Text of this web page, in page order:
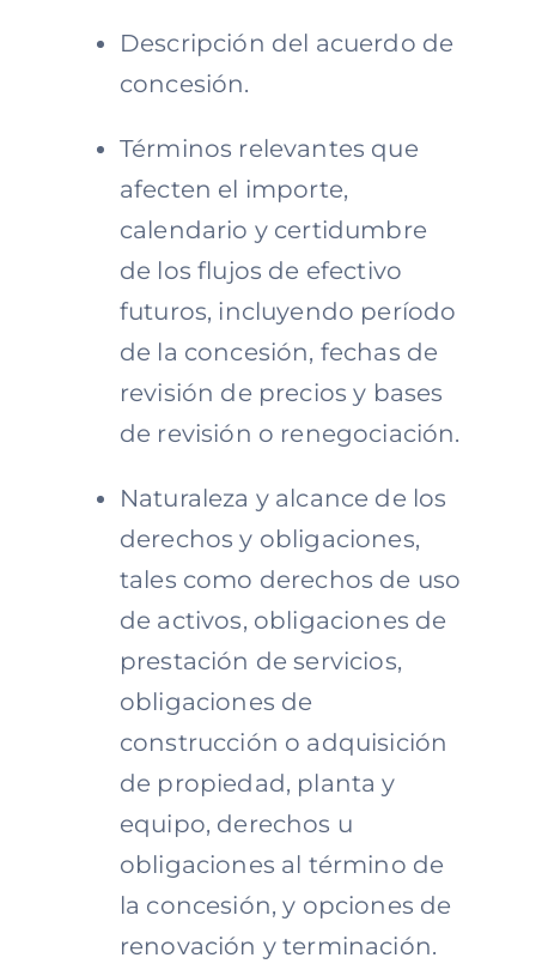
Descripción del acuerdo de
concesión.
Términos relevantes que
afecten el importe,
calendario y certidumbre
de los flujos de efectivo
futuros, incluyendo período
de la concesión, fechas de
revisión de precios y bases
de revisión o renegociación.
Naturaleza y alcance de los
derechos y obligaciones,
tales como derechos de uso
de activos, obligaciones de
prestación de servicios,
obligaciones de
construcción o adquisición
de propiedad, planta y
equipo, derechos u
obligaciones al término de
la concesión, y opciones de
renovación y terminación.